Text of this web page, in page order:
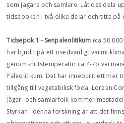
som jägare och samlare. Låt oss dela
tidsepoken i två olika delar och titta på
Tidsepok 1 - Senpaleolitikum (ca 50
har bjudit på ett osedvanligt varmt
genomsnittstemperatur ca 4-7o
Paleolitikum. Det har inneburit ett mer
tillgång till vegetabilisk föda. Loreen
jägar- och samlarfolk kommer
Styrkan i denna forskning är att det